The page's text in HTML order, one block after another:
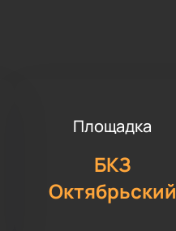
Площадка
БКЗ
Октябрьский